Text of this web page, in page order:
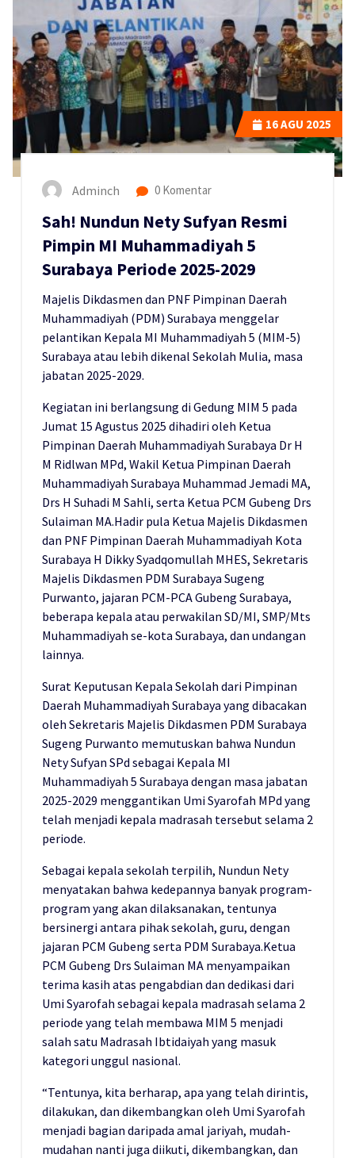
16AGU 2025
Adminch 0 Komentar
Sah! Nundun Nety Sufyan Resmi
Pimpin MI Muhammadiyah 5
Surabaya Periode 2025-2029
Majelis Dikdasmen dan PNF Pimpinan Daerah
Muhammadiyah (PDM) Surabaya menggelar
pelantikan Kepala MI Muhammadiyah 5 (MIM-5)
Surabaya atau lebih dikenal Sekolah Mulia, masa
jabatan 2025-2029.
Kegiatan ini berlangsung di Gedung MIM 5 pada
Jumat 15 Agustus 2025 dihadiri oleh Ketua
Pimpinan Daerah Muhammadiyah Surabaya Dr H
M Ridlwan MPd, Wakil Ketua Pimpinan Daerah
Muhammadiyah Surabaya Muhammad Jemadi MA,
Drs H Suhadi M Sahli, serta Ketua PCM Gubeng Drs
Sulaiman MA.Hadir pula Ketua Majelis Dikdasmen
dan PNF Pimpinan Daerah Muhammadiyah Kota
Surabaya H Dikky Syadqomullah MHES, Sekretaris
Majelis Dikdasmen PDM Surabaya Sugeng
Purwanto, jajaran PCM-PCA Gubeng Surabaya,
beberapa kepala atau perwakilan SD/MI, SMP/Mts
Muhammadiyah se-kota Surabaya, dan undangan
lainnya.
Surat Keputusan Kepala Sekolah dari Pimpinan
Daerah Muhammadiyah Surabaya yang dibacakan
oleh Sekretaris Majelis Dikdasmen PDM Surabaya
Sugeng Purwanto memutuskan bahwa Nundun
Nety Sufyan SPd sebagai Kepala MI
Muhammadiyah 5 Surabaya dengan masa jabatan
2025-2029 menggantikan Umi Syarofah MPd yang
telah menjadi kepala madrasah tersebut selama 2
periode.
Sebagai kepala sekolah terpilih, Nundun Nety
menyatakan bahwa kedepannya banyak program-
program yang akan dilaksanakan, tentunya
bersinergi antara pihak sekolah, guru, dengan
jajaran PCM Gubeng serta PDM Surabaya.Ketua
PCM Gubeng Drs Sulaiman MA menyampaikan
terima kasih atas pengabdian dan dedikasi dari
Umi Syarofah sebagai kepala madrasah selama 2
periode yang telah membawa MIM 5 menjadi
salah satu Madrasah Ibtidaiyah yang masuk
kategori unggul nasional.
“Tentunya, kita berharap, apa yang telah dirintis,
dilakukan, dan dikembangkan oleh Umi Syarofah
menjadi bagian daripada amal jariyah, mudah-
mudahan nanti juga diikuti, dikembangkan, dan